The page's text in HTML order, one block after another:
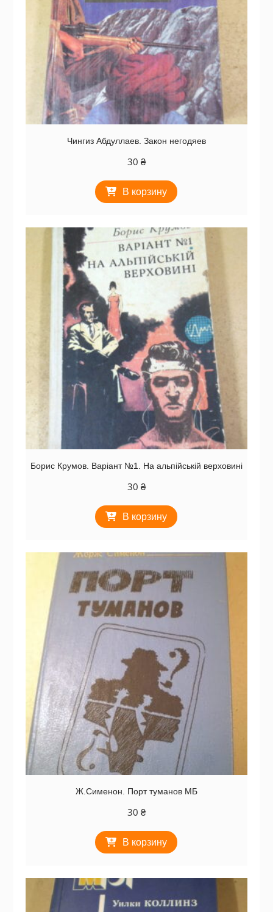
Чингиз Абдуллаев. Закон негодяев
30 ₴
В корзину
Борис Крумов. Варіант №1. На альпійській верховині
30 ₴
В корзину
Ж.Сименон. Порт туманов МБ
30 ₴
В корзину